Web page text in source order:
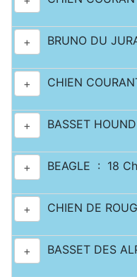
+ BRUNO DU
+ CHIEN
+ BASSET
+ BEAGLE : 18
+ CHIEN DE
+ BASSET DES